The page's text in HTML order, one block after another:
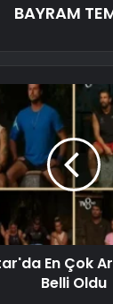
BAYRAM
En Çok
Belli Oldu